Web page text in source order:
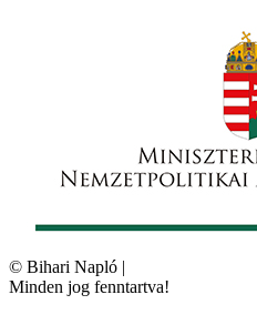
© Bihari Napló |
Minden jog fenntartva!